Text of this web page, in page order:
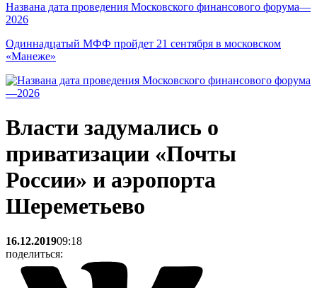
Названа дата проведения Московского финансового форума—
2026
Одиннадцатый МФФ пройдет 21 сентября в московском
«Манеже»
Власти задумались о
приватизации «Почты
России» и аэропорта
Шереметьево
16.12.201909:18
поделиться: